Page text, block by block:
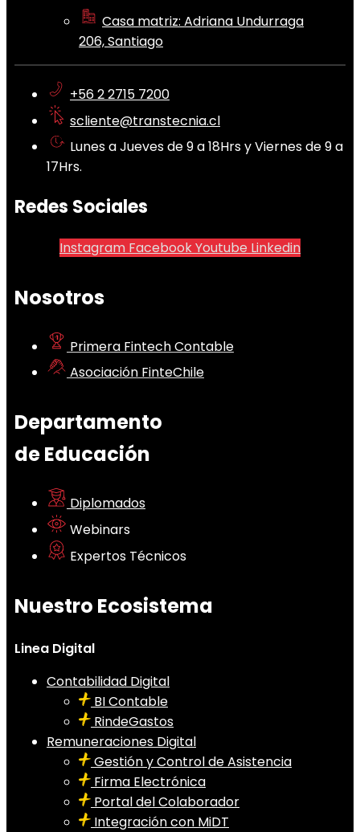
Casa matriz: Adriana Undurraga
206, Santiago
+56 2 2715 7200
scliente@transtecnia.cl
Lunes a Jueves de 9 a 18Hrs y Viernes de 9 a
17Hrs.
Redes Sociales
Instagram FacebookYoutube Linkedin
Nosotros
Primera Fintech Contable
Asociación FinteChile
Departamento
de Educación
Diplomados
Webinars
Expertos Técnicos
Nuestro Ecosistema
Linea Digital
Contabilidad Digital
BI Contable
RindeGastos
Remuneraciones Digital
Gestión y Control de Asistencia
Firma Electrónica
Portal del Colaborador
Integración con MiDT